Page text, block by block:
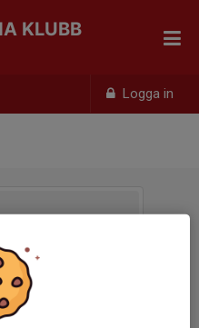
Logga in
KLUBB